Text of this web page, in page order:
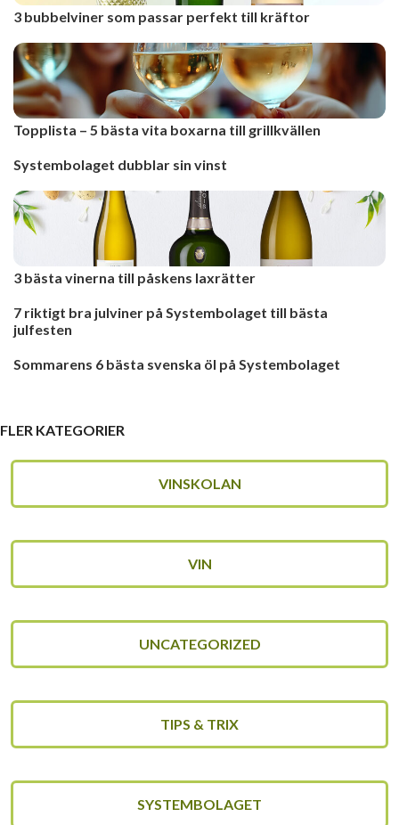
3 bubbelviner som passar perfekt till kräftor
Topplista – 5 bästa vita boxarna till grillkvällen
Systembolaget dubblar sin vinst
3 bästa vinerna till påskens laxrätter
7 riktigt bra julviner på Systembolaget till bästa
julfesten
Sommarens 6 bästa svenska öl på Systembolaget
FLER KATEGORIER
VINSKOLAN
VIN
UNCATEGORIZED
TIPS & TRIX
SYSTEMBOLAGET